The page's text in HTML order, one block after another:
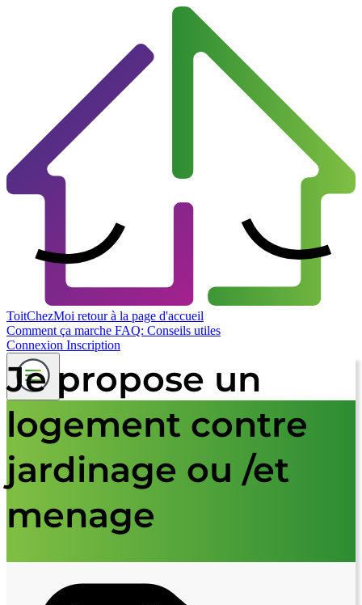
ToitChezMoi retour à la page d'accueil
Comment ça marche FAQ: Conseils utiles
Connexion Inscription
Je propose un
logement contre
jardinage ou /et
menage